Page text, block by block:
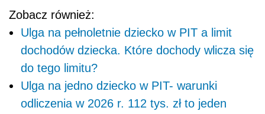
Zobacz również:
Ulga na pełnoletnie dziecko w PIT a limit
dochodów dziecka. Które dochody wlicza się
do tego limitu?
Ulga na jedno dziecko w PIT- warunki
odliczenia w 2026 r. 112 tys. zł to jeden